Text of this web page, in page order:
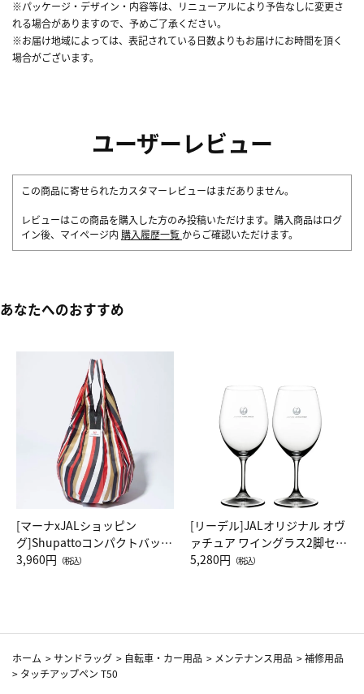
※パッケージ・デザイン・内容等は、リニューアルにより予告なしに変更さ
れる場合がありますので、予めご了承ください。
※お届け地域によっては、表記されている日数よりもお届けにお時間を頂く
場合がございます。
ユーザーレビュー
この商品に寄せられたカスタマーレビューはまだありません。
レビューはこの商品を購入した方のみ投稿いただけます。購入商品はログ
イン後、マイページ内 購入履歴一覧 からご確認いただけます。
あなたへのおすすめ
[マーナxJALショッピン
グ]Shupattoコンパクトバッグ
Drop JAL客室乗務員（LC）ス
3,960円 （税込）
[リーデル]JALオリジナル オヴ
ァチュア ワイングラス2脚セッ
ト（レッドワイン）
5,280円 （税込）
ホーム >サンドラッグ > 自転車・カー用品 > メンテナンス用品 >補修用品
> タッチアップペン T50